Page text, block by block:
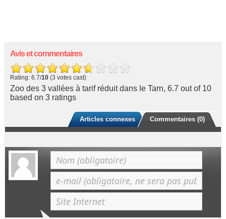
Avis et commentaires
Rating: 6.7/10(3 votes cast)
Zoo des 3 vallées à tarif réduit dans le Tarn, 6.7 out of 10
based on 3ratings
Commentaires (0)
Articles connexes